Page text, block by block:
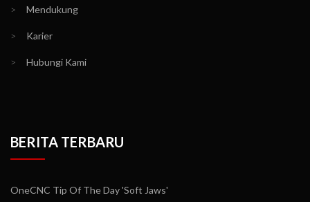
> Mendukung
> Karier
> Hubungi Kami
BERITA TERBARU
OneCNC Tip Of The Day 'Soft Jaws'